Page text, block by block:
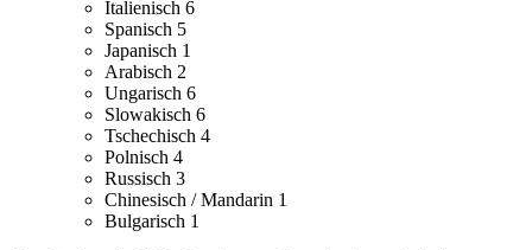
Italienisch 6
Spanisch 5
Japanisch 1
Arabisch 2
Ungarisch 6
Slowakisch 6
Tschechisch 4
Polnisch 4
Russisch 3
Chinesisch / Mandarin 1
Bulgarisch 1